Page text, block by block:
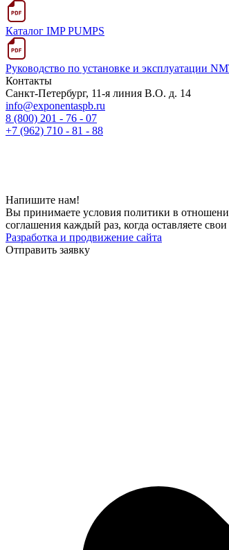
Каталог IMP PUMPS
Руководство по установке и эксплуатации
Контакты
Санкт-Петербург, 11-я линия В.О. д. 14
info@exponentaspb.ru
8 (800) 201 - 76 - 07
+7 (962) 710 - 81 - 88
Напишите нам!
Вы принимаете условия политики в
соглашения каждый раз, когда оставляете
Разработка и продвижение сайта
Отправить заявку